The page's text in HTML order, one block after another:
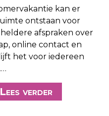
kan er
ontstaan voor
afspraken over
online contact en
het voor iedereen
Lees verder